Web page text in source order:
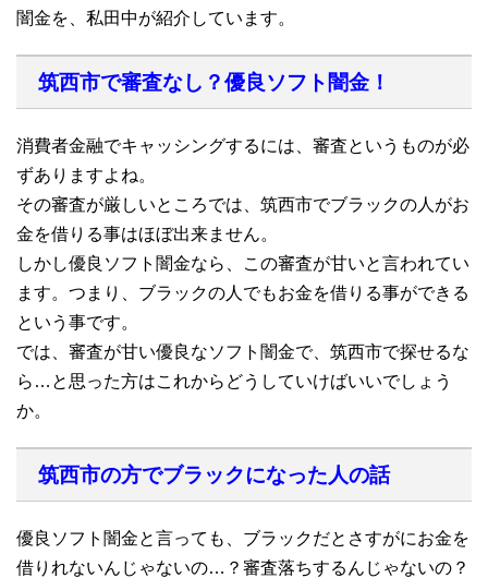
闇金を、私田中が紹介しています。
筑西市で審査なし？優良ソフト闇金！
消費者金融でキャッシングするには、審査というものが必
ずありますよね。
その審査が厳しいところでは、筑西市でブラックの人がお
金を借りる事はほぼ出来ません。
しかし優良ソフト闇金なら、この審査が甘いと言われてい
ます。つまり、ブラックの人でもお金を借りる事ができる
という事です。
では、審査が甘い優良なソフト闇金で、筑西市で探せるな
ら…と思った方はこれからどうしていけばいいでしょう
か。
筑西市の方でブラックになった人の話
優良ソフト闇金と言っても、ブラックだとさすがにお金を
借りれないんじゃないの…？審査落ちするんじゃないの？